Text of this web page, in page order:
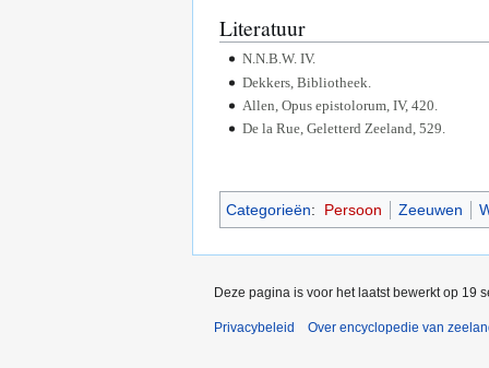
Literatuur
N.N.B.W. IV.
Dekkers, Bibliotheek.
Allen, Opus epistolorum, IV, 420.
De la Rue, Geletterd Zeeland, 529.
Categorieën: Persoon Zeeuwen
Deze pagina is voor het laatst bewerkt op 19
Privacybeleid Over encyclopedie van